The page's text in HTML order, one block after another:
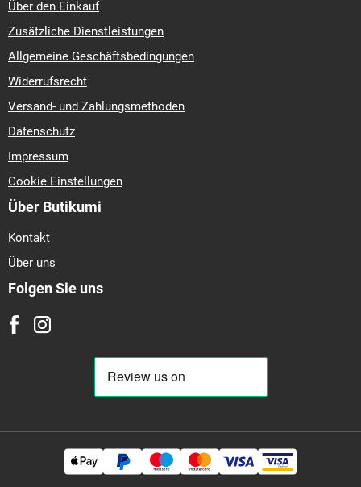
Über den Einkauf
Zusätzliche Dienstleistungen
Allgemeine Geschäftsbedingungen
Widerrufsrecht
Versand- und Zahlungsmethoden
Datenschutz
Impressum
Cookie Einstellungen
Über Butikumi
Kontakt
Über uns
Folgen Sie uns